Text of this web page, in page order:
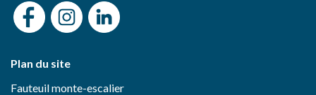
Plan du site
Fauteuil monte-escalier